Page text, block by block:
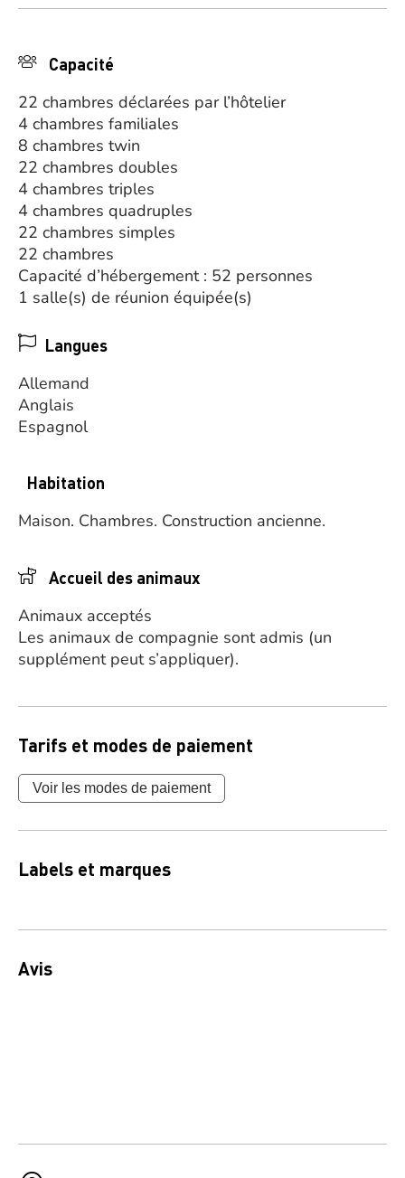
Capacité
22 chambres déclarées par l’hôtelier
4 chambres familiales
8 chambres twin
22 chambres doubles
4 chambres triples
4 chambres quadruples
22 chambres simples
22 chambres
Capacité d’hébergement : 52 personnes
1 salle(s) de réunion équipée(s)
Langues
Allemand
Anglais
Espagnol
Habitation
Maison. Chambres. Construction ancienne.
Accueil des animaux
Animaux acceptés
Les animaux de compagnie sont admis (un
supplément peut s’appliquer).
Tarifs et modes de paiement
Voir les modes de paiement
Labels et marques
Avis